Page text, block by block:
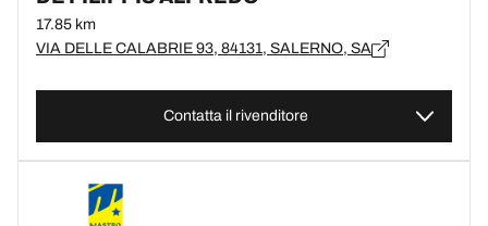
17.85 km
VIA DELLE CALABRIE 93, 84131, SALERNO, SA
Contatta il rivenditore